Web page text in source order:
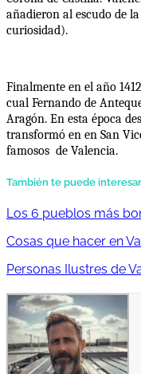
añadieron al escudo de
curiosidad).
Finalmente en el año
cual Fernando de
Aragón. En esta época
transformó en en San
famosos  de Valencia.
También te puede interesar
Los 6 pueblos más
Cosas que hacer en
Personas Ilustres de